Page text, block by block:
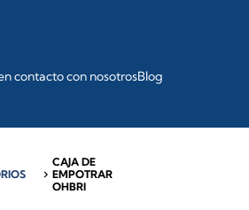
contacto con nosotrosBlog
chevron_right
CAJA DE
EMPOTRAR
OHBRI